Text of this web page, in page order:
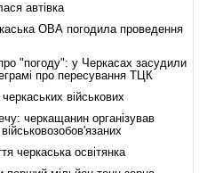
автівка
ОВА погодила проведення
"погоду": у Черкасах засудили
про пересування ТЦК
військових
черкащанин організував
черкаська освітянка